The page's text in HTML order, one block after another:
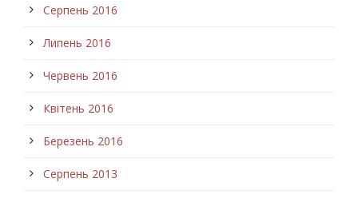
Серпень 2016
Липень 2016
Червень 2016
Квітень 2016
Березень 2016
Серпень 2013